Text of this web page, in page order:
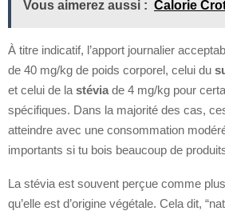
Vous aimerez aussi : Calorie
À titre indicatif, l’apport journalier
de 40 mg/kg de poids corporel, celui du
et celui de la stévia de 4 mg/kg pour
spécifiques. Dans la majorité des cas,
atteindre avec une consommation
importants si tu bois beaucoup de
La stévia est souvent perçue comme
qu’elle est d’origine végétale. Cela dit,